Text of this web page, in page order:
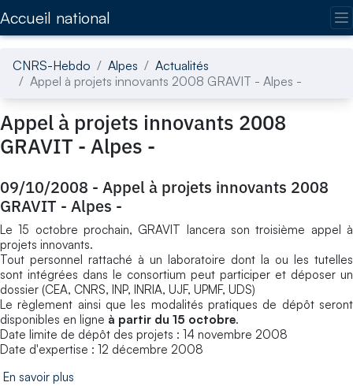
Accueil national
CNRS-Hebdo Alpes
Actualités
Appel à projets innovants 2008 GRAVIT - Alpes -
Appel à projets innovants 2008
GRAVIT - Alpes -
09/10/2008 - Appel à projets innovants 2008
GRAVIT - Alpes -
Le 15 octobre prochain, GRAVIT lancera son troisième appel à
projets innovants.
Tout personnel rattaché à un laboratoire dont la ou les tutelles
sont intégrées dans le consortium peut participer et déposer un
dossier (CEA, CNRS, INP, INRIA, UJF, UPMF, UDS)
Le règlement ainsi que les modalités pratiques de dépôt seront
disponibles en ligne à partir du 15 octobre.
Date limite de dépôt des projets : 14 novembre 2008
Date d'expertise : 12 décembre 2008
En savoir plus